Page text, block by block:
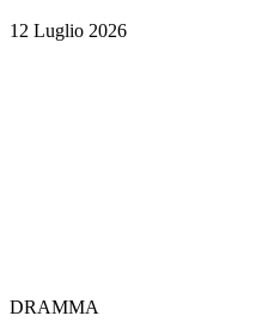
12 Luglio 2026
DRAMMA